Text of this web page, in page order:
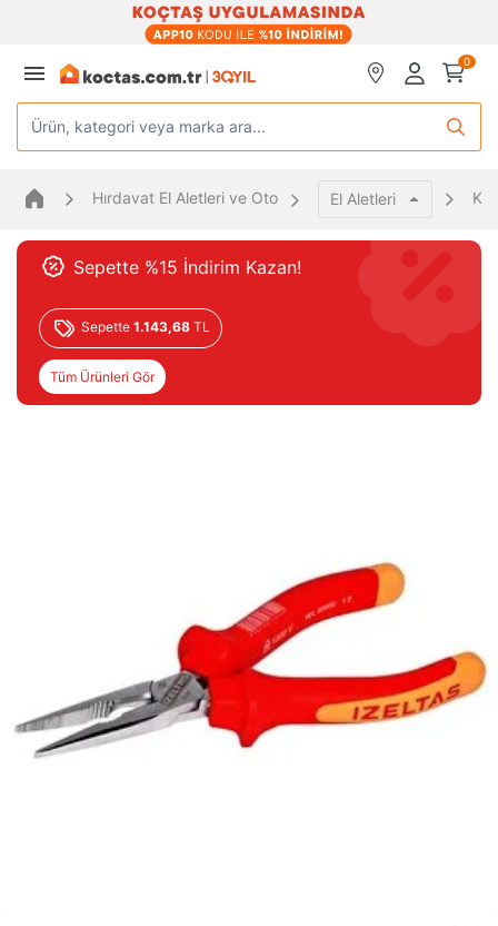
0
Ürün, kategori veya marka ara...
Hırdavat El Aletleri ve Oto El Aletleri
Sepette %15 İndirim Kazan!
Sepette 1.143,68 TL
Tüm Ürünleri Gör